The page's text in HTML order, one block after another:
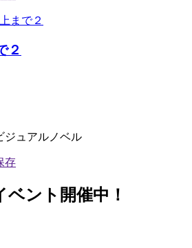
２
ジュアルノベル
ント開催中！